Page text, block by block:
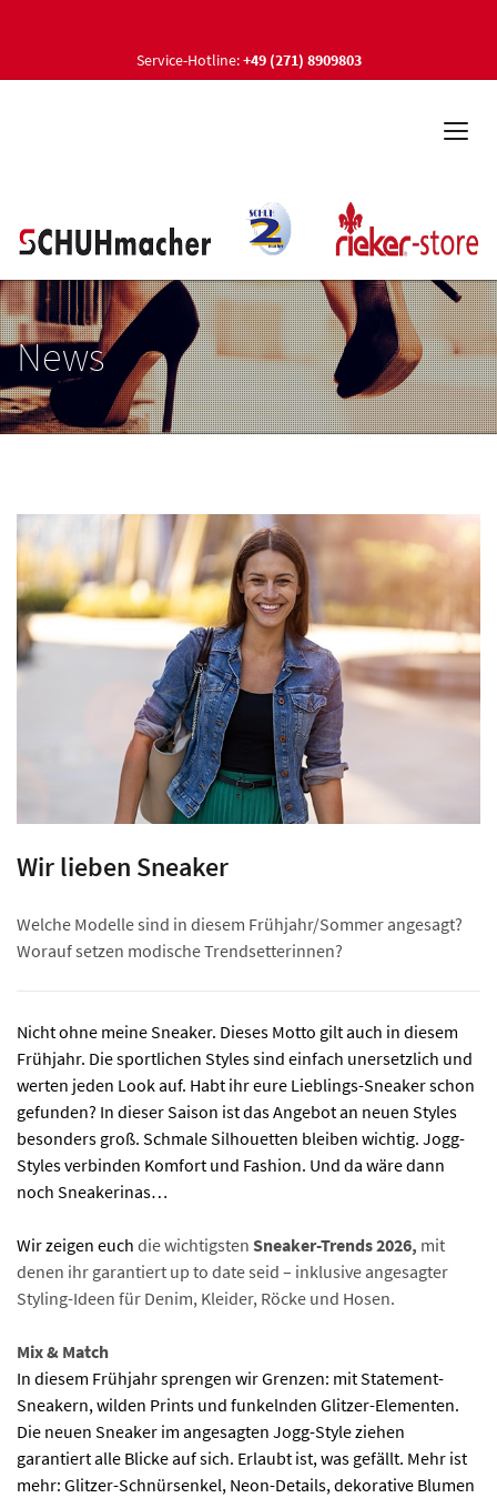
Service-Hotline:+49 (271) 8909803
News
Wir lieben Sneaker
Welche Modelle sind in diesem Frühjahr/Sommer angesagt?
Worauf setzen modische Trendsetterinnen?
Nicht ohne meine Sneaker. Dieses Motto gilt auch in diesem
Frühjahr. Die sportlichen Styles sind einfach unersetzlich und
werten jeden Look auf. Habt ihr eure Lieblings-Sneaker schon
gefunden? In dieser Saison ist das Angebot an neuen Styles
besonders groß. Schmale Silhouetten bleiben wichtig. Jogg-
Styles verbinden Komfort und Fashion. Und da wäre dann
noch Sneakerinas…
Wir zeigen euch die wichtigsten Sneaker-Trends 2026, mit
denen ihr garantiert up to date seid – inklusive angesagter
Styling-Ideen für Denim, Kleider, Röcke und Hosen.
Mix & Match
In diesem Frühjahr sprengen wir Grenzen: mit Statement-
Sneakern, wilden Prints und funkelnden Glitzer-Elementen.
Die neuen Sneaker im angesagten Jogg-Style ziehen
garantiert alle Blicke auf sich. Erlaubt ist, was gefällt. Mehr ist
mehr: Glitzer-Schnürsenkel, Neon-Details, dekorative Blumen